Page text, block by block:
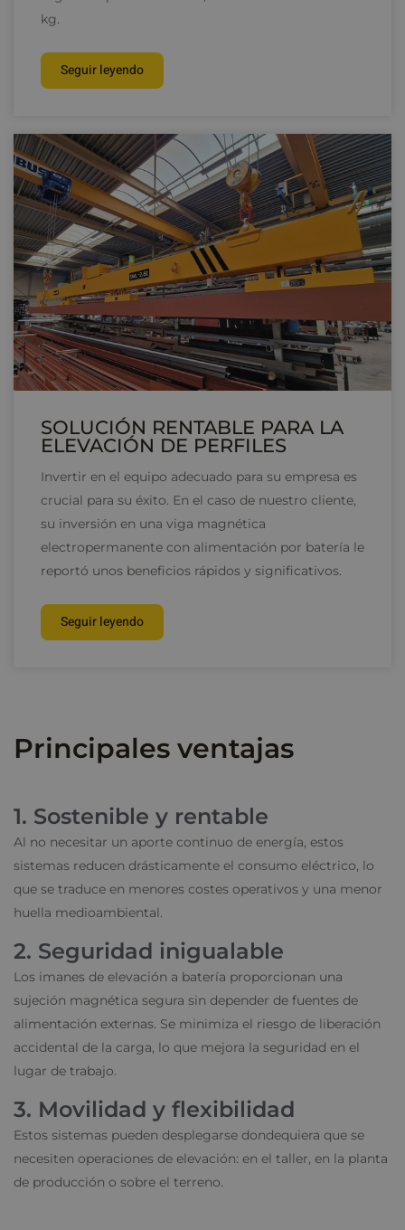
kg.
Seguir leyendo
SOLUCIÓN RENTABLE PARA LA
ELEVACIÓN DE PERFILES
Invertir en el equipo adecuado para su empresa es
crucial para su éxito. En el caso de nuestro cliente,
su inversión en una viga magnética
electropermanente con alimentación por batería le
reportó unos beneficios rápidos y significativos.
Seguir leyendo
Principales ventajas
1. Sostenible y rentable
Al no necesitar un aporte continuo de energía, estos
sistemas reducen drásticamente el consumo eléctrico, lo
que se traduce en menores costes operativos y una menor
huella medioambiental.
2. Seguridad inigualable
Los imanes de elevación a batería proporcionan una
sujeción magnética segura sin depender de fuentes de
alimentación externas. Se minimiza el riesgo de liberación
accidental de la carga, lo que mejora la seguridad en el
lugar de trabajo.
3. Movilidad y flexibilidad
Estos sistemas pueden desplegarse dondequiera que se
necesiten operaciones de elevación: en el taller, en la planta
de producción o sobre el terreno.